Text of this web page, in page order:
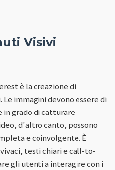
Visivi
è la creazione di
immagini devono essere di
in grado di catturare
d'altro canto, possono
e coinvolgente. È
testi chiari e call-to-
gli utenti a interagire con i